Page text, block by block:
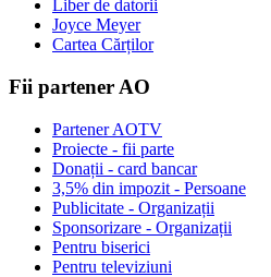
Liber de datorii
Joyce Meyer
Cartea Cărților
Fii partener AO
Partener AOTV
Proiecte - fii parte
Donații - card bancar
3,5% din impozit - Persoane
Publicitate - Organizații
Sponsorizare - Organizații
Pentru biserici
Pentru televiziuni